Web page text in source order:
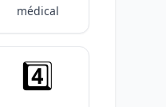
médical
4️⃣